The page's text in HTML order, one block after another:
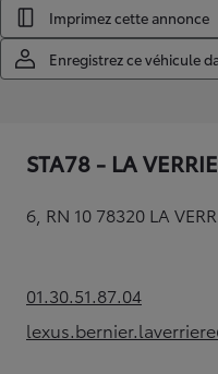
Imprimez cette annonce
Enregistrez ce véhicule
STA78 - LA
6, RN 10 78320 LA
01.30.51.87.04
(Opens in new